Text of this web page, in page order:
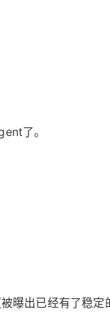
了。
曝出已经有了稳定